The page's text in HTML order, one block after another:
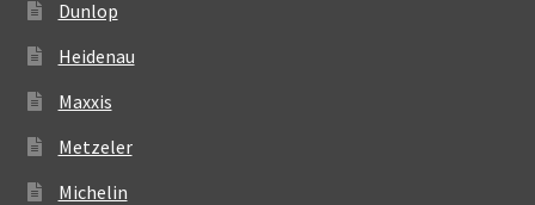
Dunlop
Heidenau
Maxxis
Metzeler
Michelin